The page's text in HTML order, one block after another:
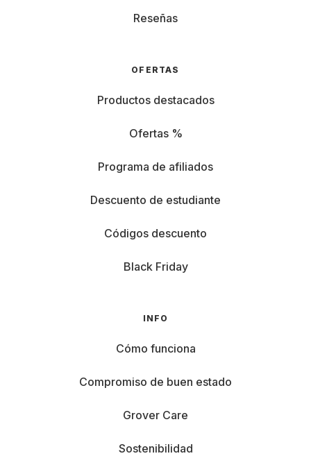
Reseñas
OFERTAS
Productos destacados
Ofertas %
Programa de afiliados
Descuento de estudiante
Códigos descuento
Black Friday
INFO
Cómo funciona
Compromiso de buen estado
Grover Care
Sostenibilidad